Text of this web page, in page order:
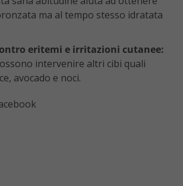
ma al tempo stesso idratata
eritemi e irritazioni cutanee:
intervenire altri cibi quali
avocado e noci.